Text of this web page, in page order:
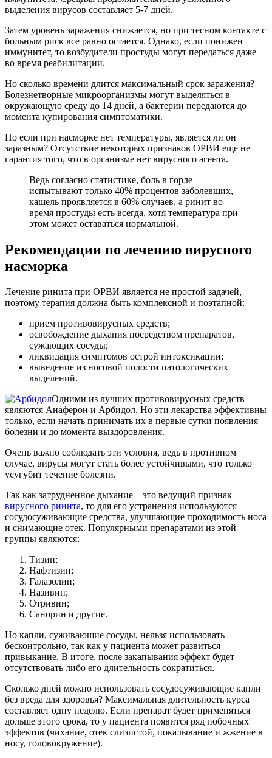
выделения вирусов составляет 5-7 дней.
Затем уровень заражения снижается, но при тесном контакте с
больным риск все равно остается. Однако, если понижен
иммунитет, то возбудители простуды могут передаться даже
во время реабилитации.
Но сколько времени длится максимальный срок заражения?
Болезнетворные микроорганизмы могут выделяться в
окружающую среду до 14 дней, а бактерии передаются до
момента купирования симптоматики.
Но если при насморке нет температуры, является ли он
заразным? Отсутствие некоторых признаков ОРВИ еще не
гарантия того, что в организме нет вирусного агента.
Ведь согласно статистике, боль в горле
испытывают только 40% процентов заболевших,
кашель проявляется в 60% случаев, а ринит во
время простуды есть всегда, хотя температура при
этом может оставаться нормальной.
Рекомендации по лечению вирусного
насморка
Лечение ринита при ОРВИ является не простой задачей,
поэтому терапия должна быть комплексной и поэтапной:
прием противовирусных средств;
освобождение дыхания посредством препаратов,
сужающих сосуды;
ликвидация симптомов острой интоксикации;
выведение из носовой полости патологических
выделений.
Одними из лучших противовирусных средств
являются Анаферон и Арбидол. Но эти лекарства эффективны
только, если начать принимать их в первые сутки появления
болезни и до момента выздоровления.
Очень важно соблюдать эти условия, ведь в противном
случае, вирусы могут стать более устойчивыми, что только
усугубит течение болезни.
Так как затрудненное дыхание – это ведущий признак
вирусного ринита, то для его устранения используются
сосудосуживающие средства, улучшающие проходимость носа
и снимающие отек. Популярными препаратами из этой
группы являются:
Тизин;
Нафтизин;
Галазолин;
Називин;
Отривин;
Санорин и другие.
Но капли, суживающие сосуды, нельзя использовать
бесконтрольно, так как у пациента может развиться
привыкание. В итоге, после закапывания эффект будет
отсутствовать либо его длительность сократиться.
Сколько дней можно использовать сосудосуживающие капли
без вреда для здоровья? Максимальная длительность курса
составляет одну неделю. Если препарат будет применяться
дольше этого срока, то у пациента появится ряд побочных
эффектов (чихание, отек слизистой, покалывание и жжение в
носу, головокружение).